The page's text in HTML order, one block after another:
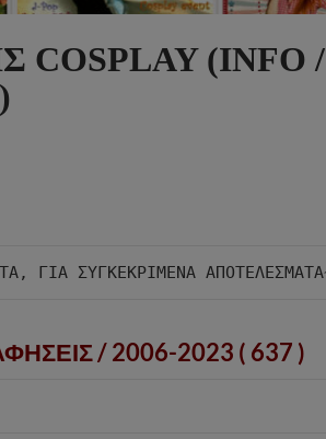
(INFO /
/2006-2023 ( 637 )